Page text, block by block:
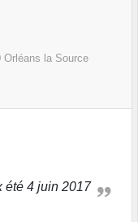
Orléans la Source
été 4 juin 2017